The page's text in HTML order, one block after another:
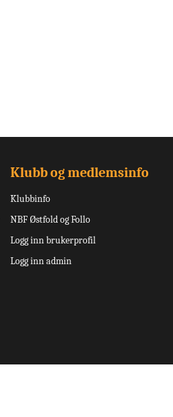
Klubb og medlemsinfo
Klubbinfo
NBF Østfold og Follo
Logg inn brukerprofil
Logg inn admin